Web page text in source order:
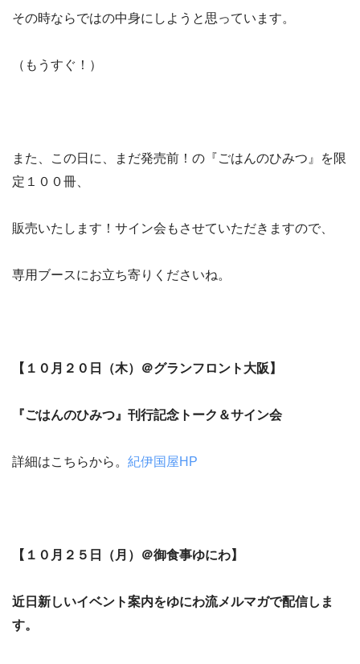
その時ならではの中身にしようと思っています。
（もうすぐ！）
また、この日に、まだ発売前！の『ごはんのひみつ』を限
定１００冊、
販売いたします！サイン会もさせていただきますので、
専用ブースにお立ち寄りくださいね。
【１０月２０日（木）＠グランフロント大阪】
『ごはんのひみつ』刊行記念トーク＆サイン会
詳細はこちらから。 紀伊国屋HP
【１０月２５日（月）＠御食事ゆにわ】
近日新しいイベント案内をゆにわ流メルマガで配信しま
す。